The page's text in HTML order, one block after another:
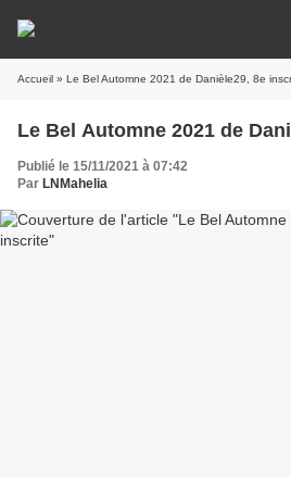
Accueil » Le Bel Automne 2021 de Danièle29, 8e
Le Bel Automne 2021 de
Publié le 15/11/2021 à 07:42
Par LNMahelia